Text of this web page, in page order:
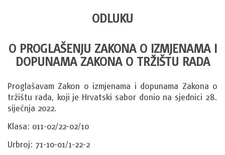
ODLUKU
O PROGLAŠENJU ZAKONA O IZMJENAMA I
DOPUNAMA ZAKONA O TRŽIŠTU RADA
Proglašavam Zakon o izmjenama i dopunama Zakona o
tržištu rada, koji je Hrvatski sabor donio na sjednici 28.
siječnja 2022.
Klasa: 011-02/22-02/10
Urbroj: 71-10-01/1-22-2